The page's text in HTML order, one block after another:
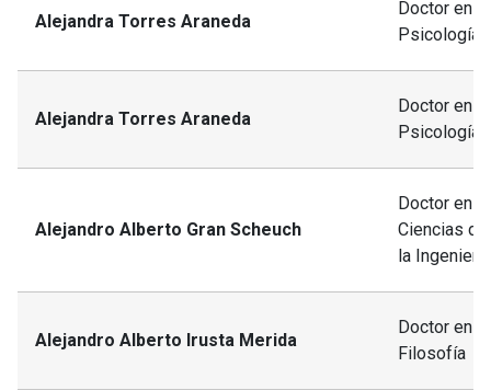
Alejandra Torres Araneda
Doctor en
Psicología
Alejandra Torres Araneda
Doctor en
Psicología
Alejandro Alberto Gran Scheuch
Doctor en
Ciencias de
la Ingeniería
Alejandro Alberto Irusta Merida
Doctor en
Filosofía